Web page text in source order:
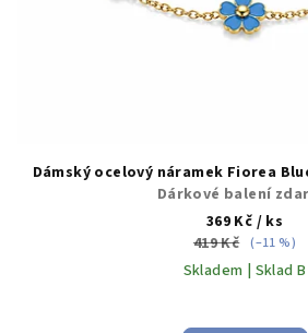
Dámský ocelový náramek Fiorea
Dárkové balení
369 Kč / ks
419 Kč (–11 %)
Skladem | Sklad B